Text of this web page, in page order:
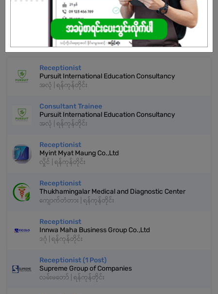
မှတ်ပုံတင်မယ်
နောက်ထပ်အလားတူအလုပ်များ
Receptionist
Pursuit International Education Consultancy
အလုံ | ရန်ကုန်တိုင်း
Consultant Trainee
Pursuit International Education Consultancy
အလုံ | ရန်ကုန်တိုင်း
Receptionist
Myint Myat Maung Co.,Ltd
လှိုင် | ရန်ကုန်တိုင်း
Receptionist
Thukhamingalar Medical and Diagnostic Center
ကျောက်တံတား | ရန်ကုန်တိုင်း
Receptionist
Innwa Maha Business Group Co.,Ltd
ဒဂုံ | ရန်ကုန်တိုင်း
Receptionist (1 Post)
Supreme Group of Companies
လမ်းမတော် | ရန်ကုန်တိုင်း